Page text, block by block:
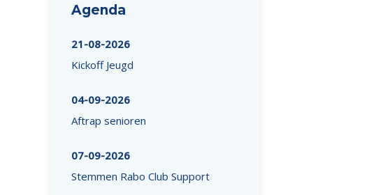
Agenda
21-08-2026
Kickoff Jeugd
04-09-2026
Aftrap senioren
07-09-2026
Stemmen Rabo Club Support